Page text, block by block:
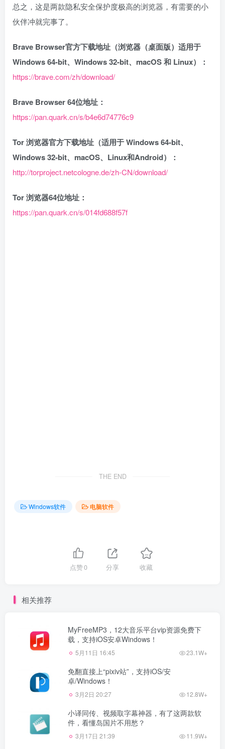
总之，这是两款隐私安全保护度极高的浏览器，有需要的小
伙伴冲就完事了。
Brave Browser官方下载地址（浏览器（桌面版）适用于
Windows 64-bit、Windows 32-bit、macOS 和 Linux）：
https://brave.com/zh/download/
Brave Browser 64位地址：
https://pan.quark.cn/s/b4e6d74776c9
Tor 浏览器官方下载地址（适用于 Windows 64-bit、
Windows 32-bit、macOS、Linux和Android）：
http://torproject.netcologne.de/zh-CN/download/
Tor 浏览器64位地址：
https://pan.quark.cn/s/014fd688f57f
THE END
Windows软件 电脑软件
点赞0 分享 收藏
相关推荐
MyFreeMP3，12大音乐平台vip资源免费下
载，支持iOS安卓Windows！
5月11日 16:45 23.1W+
免翻直接上“pixiv站”，支持iOS/安
卓/Windows！
3月2日 20:27 12.8W+
小译同传、视频取字幕神器，有了这两款软
件，看懂岛国片不用愁？
3月17日 21:39 11.9W+